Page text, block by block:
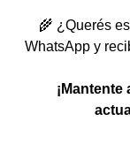
🌾 ¿Querés
WhatsApp y